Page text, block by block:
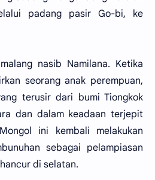
padang pasir Go-bi, ke
nasib Namilana. Ketika
seorang anak perempuan,
terusir dari bumi Tiongkok
dan dalam keadaan terjepit
ini kembali melakukan
sebagai pelampiasan
di selatan.